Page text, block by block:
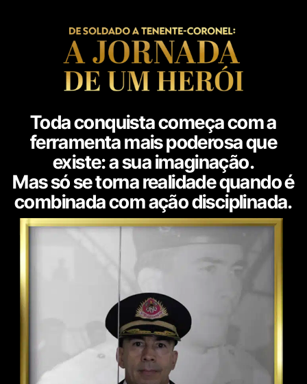
Toda conquista começa com a
ferramenta mais poderosa que
existe: a sua imaginação.
Mas só se torna realidade quando é
combinada com ação disciplinada.